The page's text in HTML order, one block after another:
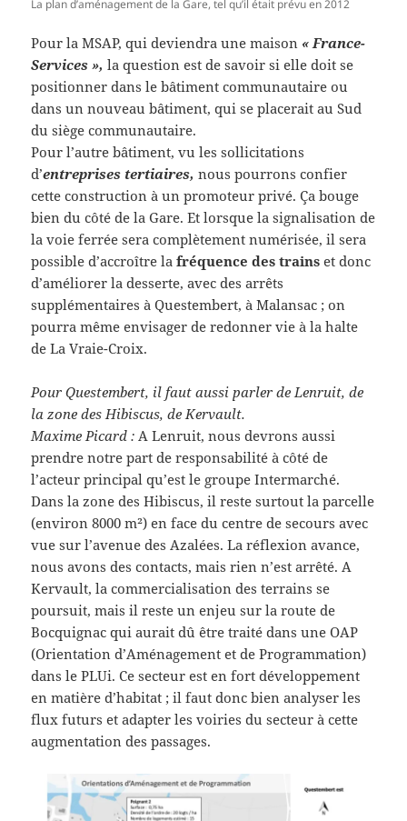
La plan d’aménagement de la Gare, tel qu’il était prévu en 2012
Pour la MSAP, qui deviendra une maison « France-
Services », la question est de savoir si elle doit se
positionner dans le bâtiment communautaire ou
dans un nouveau bâtiment, qui se placerait au Sud
du siège communautaire.
Pour l’autre bâtiment, vu les sollicitations
d’entreprises tertiaires,nous pourrons confier
cette construction à un promoteur privé. Ça bouge
bien du côté de la Gare. Et lorsque la signalisation de
la voie ferrée sera complètement numérisée, il sera
possible d’accroître lafréquence des trains et donc
d’améliorer la desserte, avec des arrêts
supplémentaires à Questembert, à Malansac ; on
pourra même envisager de redonner vie à la halte
de La Vraie-Croix.
Pour Questembert, il faut aussi parler de Lenruit, de
la zone des Hibiscus, de Kervault.
Maxime Picard : A Lenruit, nous devrons aussi
prendre notre part de responsabilité à côté de
l’acteur principal qu’est le groupe Intermarché.
Dans la zone des Hibiscus, il reste surtout la parcelle
(environ 8000 m²) en face du centre de secours avec
vue sur l’avenue des Azalées. La réflexion avance,
nous avons des contacts, mais rien n’est arrêté. A
Kervault, la commercialisation des terrains se
poursuit, mais il reste un enjeu sur la route de
Bocquignac qui aurait dû être traité dans une OAP
(Orientation d’Aménagement et de Programmation)
dans le PLUi. Ce secteur est en fort développement
en matière d’habitat ; il faut donc bien analyser les
flux futurs et adapter les voiries du secteur à cette
augmentation des passages.